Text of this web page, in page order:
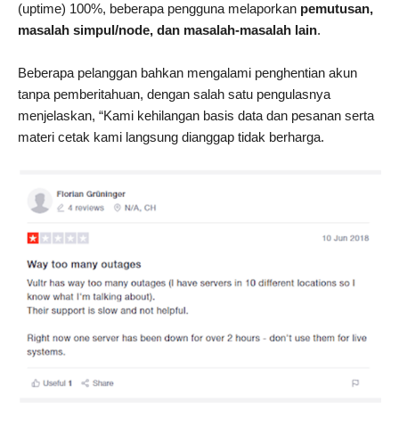
(uptime) 100%, beberapa pengguna melaporkan pemutusan,
masalah simpul/node, dan masalah-masalah lain.
Beberapa pelanggan bahkan mengalami penghentian akun
tanpa pemberitahuan, dengan salah satu pengulasnya
menjelaskan, “Kami kehilangan basis data dan pesanan serta
materi cetak kami langsung dianggap tidak berharga.